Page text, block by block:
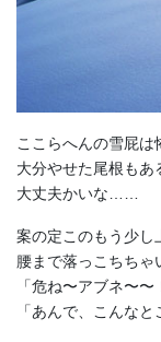
ここらへんの雪屁は
大分やせた尾根もあ
大丈夫かいな……
案の定このもう少し
腰まで落っこちちゃ
「危ね〜アブネ〜〜
「あんで、こんなと